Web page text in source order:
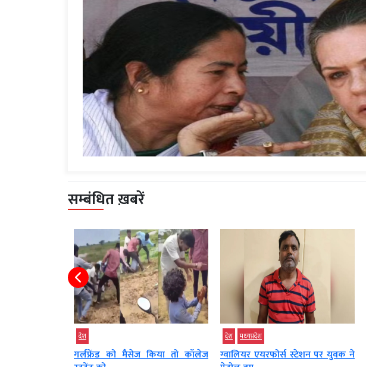
सम्बंधित ख़बरें
देश
गर्लफ्रेंड को मैसेज किया तो कॉलेज
देश मध्‍यप्रदेश
ग्वालियर एयरफोर्स स्टेशन पर युवक ने